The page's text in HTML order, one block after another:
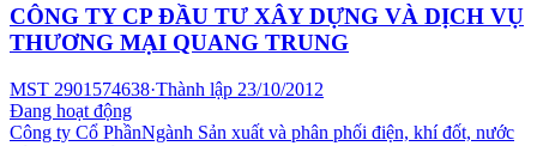
CÔNG TY CP ĐẦU TƯ XÂY DỰNG VÀ DỊCH VỤ
THƯƠNG MẠI QUANG TRUNG
MST 2901574638·Thành lập 23/10/2012
Đang hoạt động
Công ty Cổ PhầnNgành Sản xuất và phân phối điện, khí đốt, nước